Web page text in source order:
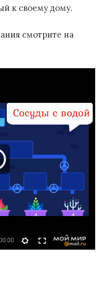
к своему дому.
смотрите на